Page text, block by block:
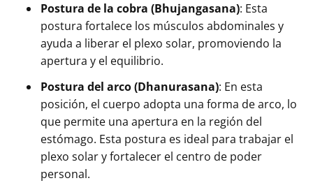
Postura de la cobra (Bhujangasana): Esta
postura fortalece los músculos abdominales y
ayuda a liberar el plexo solar, promoviendo la
apertura y el equilibrio.
Postura del arco (Dhanurasana): En esta
posición, el cuerpo adopta una forma de arco, lo
que permite una apertura en la región del
estómago. Esta postura es ideal para trabajar el
plexo solar y fortalecer el centro de poder
personal.